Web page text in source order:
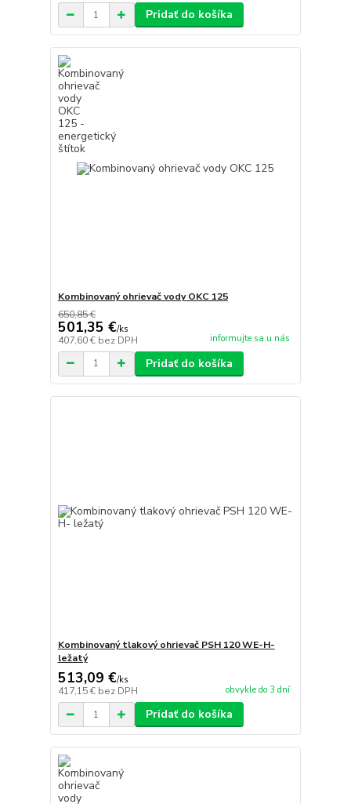
Pridať do košíka
Kombinovaný ohrievač vody OKC 125
650,85 €
501,35 €/ks
407,60 € bez DPH informujte sa u nás
Pridať do košíka
Kombinovaný tlakový ohrievač PSH 120 WE-H-
ležatý
513,09 €/ks
417,15 € bez DPH obvykle do 3 dní
Pridať do košíka